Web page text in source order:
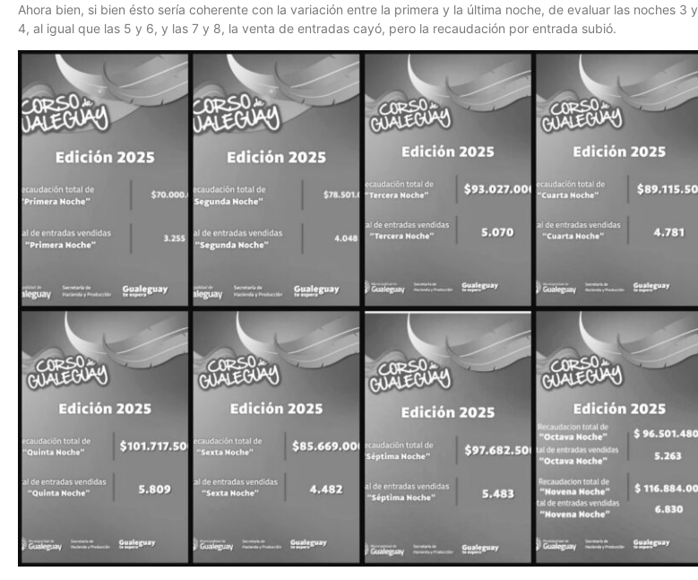
Ahora bien, si bien ésto sería coherente con la variación entre la primera y la última noche, de evaluar las noches 3 y
4, al igual que las 5 y 6, y las 7 y 8, la venta de entradas cayó, pero la recaudación por entrada subió.